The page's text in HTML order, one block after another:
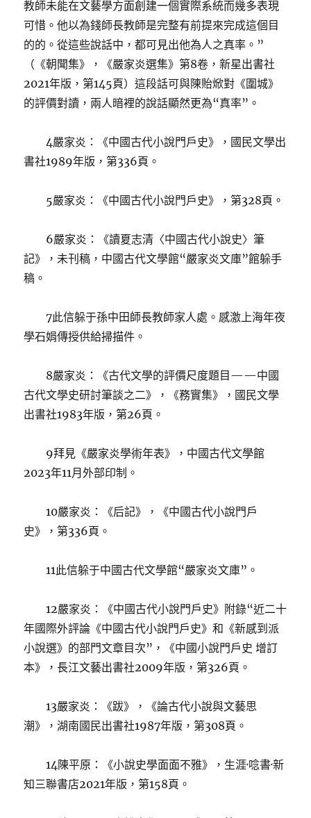
教師未能在文藝學方面創建一個實際系統而幾多表現
可惜。他以為錢師長教師是完整有前提來完成這個目
的的。從這些說話中，都可見出他為人之真率。”
（《朝聞集》，《嚴家炎選集》第8卷，新星出書社
2021年版，第145頁）這段話可與陳貽焮對《圍城》
的評價對讀，兩人暗裡的說話顯然更為“真率”。
4嚴家炎：《中國古代小說門戶史》，國民文學出
書社1989年版，第336頁。
5嚴家炎：《中國古代小說門戶史》，第328頁。
6嚴家炎：《讀夏志清〈中國古代小說史〉筆
記》，未刊稿，中國古代文學館“嚴家炎文庫”館躲手
稿。
7此信躲于孫中田師長教師家人處。感激上海年夜
學石娟傳授供給掃描件。
8嚴家炎：《古代文學的評價尺度題目——中國
古代文學史研討筆談之二》，《務實集》，國民文學
出書社1983年版，第26頁。
9拜見《嚴家炎學術年表》，中國古代文學館
2023年11月外部印制。
10嚴家炎：《后記》，《中國古代小說門戶
史》，第336頁。
11此信躲于中國古代文學館“嚴家炎文庫”。
12嚴家炎：《中國古代小說門戶史》附錄“近二十
年國際外評論《中國古代小說門戶史》和《新感到派
小說選》的部門文章目次”，《中國小說門戶史 增訂
本》，長江文藝出書社2009年版，第326頁。
13嚴家炎：《跋》，《論古代小說與文藝思
潮》，湖南國民出書社1987年版，第308頁。
14陳平原：《小說史學面面不雅》，生涯·唸書·新
知三聯書店2021年版，第158頁。